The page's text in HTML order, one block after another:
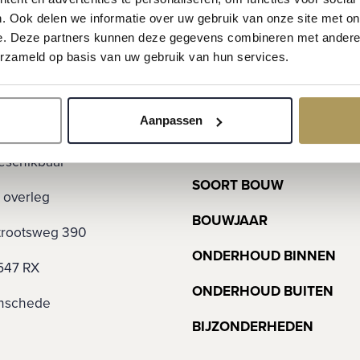
Ook delen we informatie over uw gebruik van onze site met
Deze partners kunnen deze gegevens combineren met
op basis van uw gebruik van hun services.
Aanpassen
deze suite tevens uitstekend
een fraaie schouw met open haard,
De eiken visgraatvloer en de directe
een natuurlijke overgang tussen
en landerijen. Het vormt een
en familiebijeenkomsten in dit
is uitgevoerd met eiken fronten, een
een Engels Falcon fornuis met
Daarnaast beschikt de
overleg
390
RX
Bouw
SOORT WOONHUIS
SOORT BOUW
BOUWJAAR
ONDERHOUD BINNEN
ONDERHOUD BUITEN
BIJZONDERHEDEN